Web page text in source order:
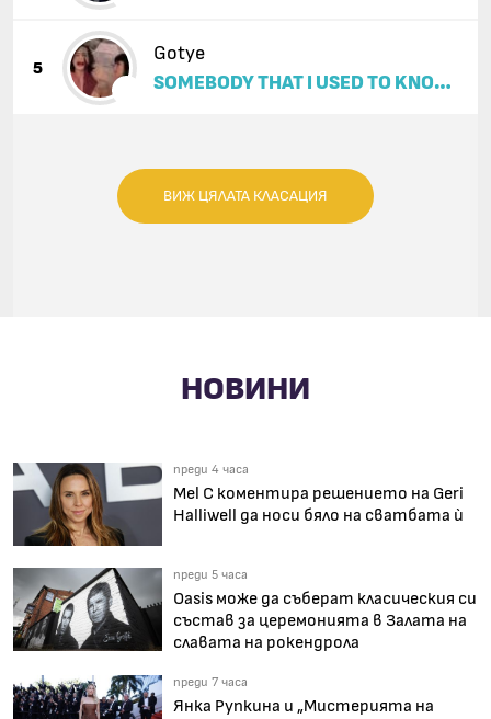
5
Gotye
SOMEBODY THAT I USED TO KNOW
ВИЖ ЦЯЛАТА КЛАСАЦИЯ
НОВИНИ
преди 4 часа
Mel C коментира решението на Geri
Halliwell да носи бяло на сватбата ѝ
преди 5 часа
Oasis може да съберат класическия си
състав за церемонията в Залата на
славата на рокендрола
преди 7 часа
Янка Рупкина и „Мистерията на